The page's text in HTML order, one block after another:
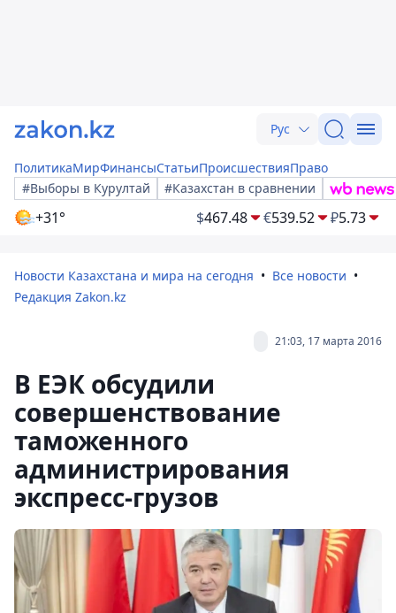
Рус
ПолитикаМирФинансыСтатьиПроисшествияПраво
#Выборы в Курултай
#Казахстан в сравнении
+31° $467.48 €539.52 ₽5.73
Новости Казахстана и мира на сегодня
Все новости
Редакция Zakon.kz
21:03, 17 марта 2016
В ЕЭК обсудили
совершенствование
таможенного
администрирования
экспресс-грузов